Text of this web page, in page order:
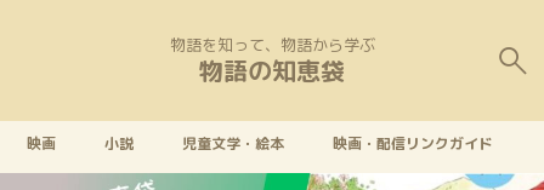
物語を知って、物語から学ぶ
物語の知恵袋
映画 小説 児童文学・絵本 映画・配信リンクガイド